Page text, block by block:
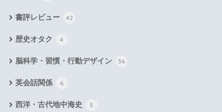
書評レビュー 42
歴史オタク 4
脳科学・習慣・行動デザイン 36
英会話関係 6
西洋・古代地中海史 5